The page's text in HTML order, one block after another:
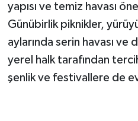
yapısı ve temiz havası
Günübirlik piknikler,
aylarında serin havası ve
yerel halk tarafından
şenlik ve festivallere de